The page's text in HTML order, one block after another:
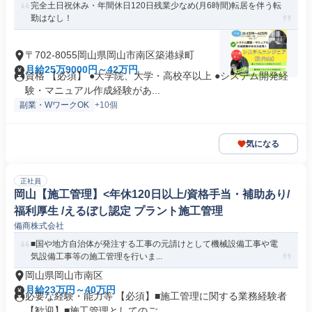
完全土日祝休み・年間休日120日残業少なめ(月6時間)転居を伴う転
勤はなし！
〒702-8055岡山県岡山市南区築港緑町
月給25万9000円～42万円
資格 【必須】 ●大学院、大学・高校卒以上 ●システム開発経
験・マニュアル作成経験があ...
副業・WワークOK +10個
気になる
正社員
岡山【施工管理】<年休120日以上/資格手当・補助あり/
福利厚生 /えるぼし認定 プラント施工管理
備商株式会社
■国や地方自治体が発注する工事の元請けとして機械設備工事や電
気設備工事等の施工管理を行いま...
岡山県岡山市南区
月給23万円～40万円
必要な経験・能力等 【必須】■施工管理に関する業務経験者